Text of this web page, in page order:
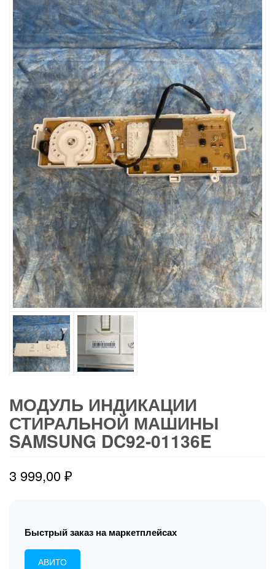
МОДУЛЬ ИНДИКАЦИИ
СТИРАЛЬНОЙ МАШИНЫ
SAMSUNG DC92-01136E
3 999,00₽
Быстрый заказ на маркетплейсах
АВИТО